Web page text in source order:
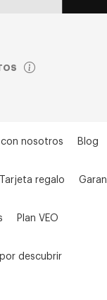
con nosotros Blog
Tarjeta regalo
Plan VEO
por descubrir